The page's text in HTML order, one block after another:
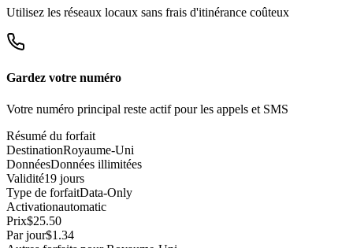
Utilisez les réseaux locaux sans frais d'itinérance coûteux
Gardez votre numéro
Votre numéro principal reste actif pour les appels et SMS
Résumé du forfait
DestinationRoyaume-Uni
DonnéesDonnées illimitées
Validité19 jours
Type de forfaitData-Only
Activationautomatic
Prix$25.50
Par jour$1.34